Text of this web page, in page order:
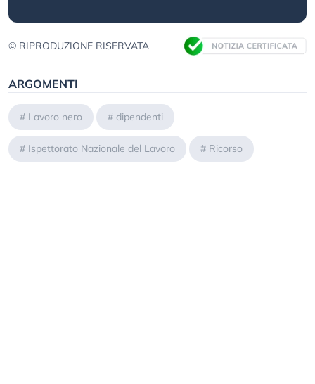
© RIPRODUZIONE RISERVATA
ARGOMENTI
# Lavoro nero # dipendenti
# Ispettorato Nazionale del Lavoro # Ricorso